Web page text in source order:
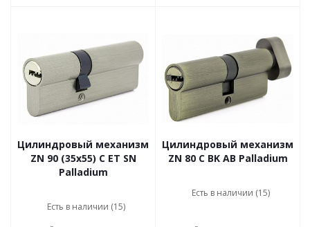
Цилиндровый механизм
ZN 90 (35x55) C ET SN
Palladium
Есть в наличии (15)
Цилиндровый механизм
ZN 80 C BK AB Palladium
Есть в наличии (15)